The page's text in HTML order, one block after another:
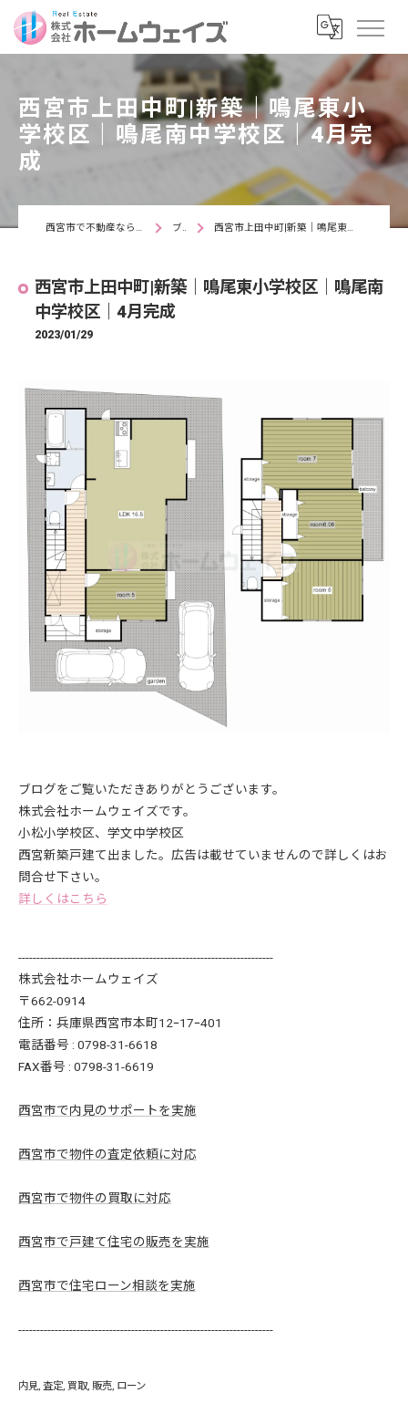
西宮市上田中町|新築｜鳴尾東小
学校区｜鳴尾南中学校区｜4月完
成
西宮市で不動産なら株式会社ホームウェイズ ブログ 西宮市上田中町|新築｜鳴尾東小学校区｜鳴尾南中学校区｜4月完成
西宮市上田中町|新築｜鳴尾東小学校区｜鳴尾南
中学校区｜4月完成
2023/01/29
ブログをご覧いただきありがとうございます。
株式会社ホームウェイズです。
小松小学校区、学文中学校区
西宮新築戸建て出ました。広告は載せていませんので詳しくはお
問合せ下さい。
詳しくはこちら
----------------------------------------------------------------------
株式会社ホームウェイズ
〒662-0914
住所：兵庫県西宮市本町12ｰ17ｰ401
電話番号 : 0798-31-6618
FAX番号 : 0798-31-6619
西宮市で内見のサポートを実施
西宮市で物件の査定依頼に対応
西宮市で物件の買取に対応
西宮市で戸建て住宅の販売を実施
西宮市で住宅ローン相談を実施
----------------------------------------------------------------------
内見 査定 買取 販売 ローン